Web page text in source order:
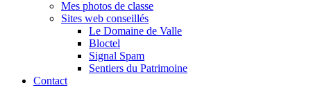
Mes photos de classe
Sites web conseillés
Le Domaine de Valle
Bloctel
Signal Spam
Sentiers du Patrimoine
Contact